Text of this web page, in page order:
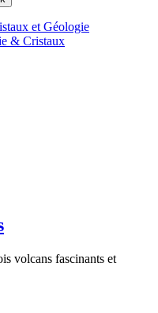
et Géologie
& Cristaux
volcans fascinants et